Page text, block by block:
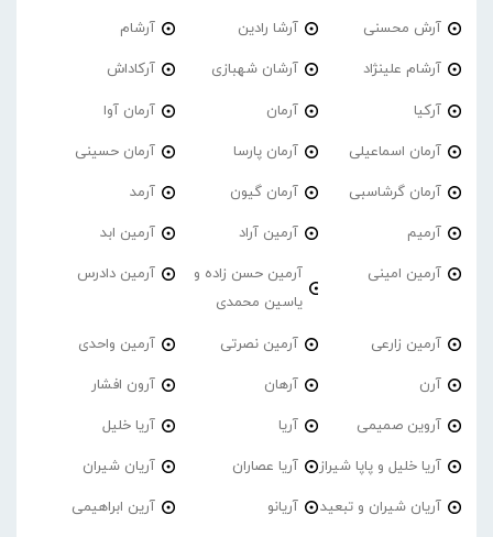
آرش محسنی آرشا رادین آرشام
آرشام علینژاد آرشان شهبازی آرکاداش
آرکیا آرمان آرمان آوا
آرمان اسماعیلی آرمان پارسا آرمان حسینی
آرمان گرشاسبی آرمان گیون آرمد
آرمیم آرمین آراد آرمین ابد
آرمین امینی
آرمین حسن زاده و
یاسین محمدی
آرمین دادرس
آرمین زارعی آرمین نصرتی آرمین واحدی
آرن آرهان آرون افشار
آروین صمیمی آریا آریا خلیل
آریا خلیل و پاپا شیراز آریا عصاران آریان شیران
آریان شیران و تبعید آریانو آرین ابراهیمی